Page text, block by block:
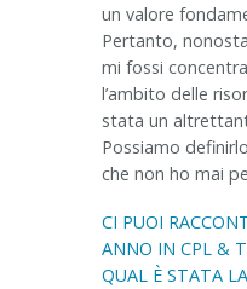
un valore
Pertanto,
mi fossi
l’ambito delle
stata un
Possiamo
che non ho mai
CI PUOI
ANNO IN CPL &
QUAL È STATA